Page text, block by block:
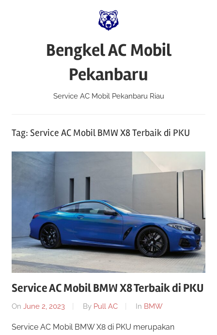
Bengkel AC Mobil
Pekanbaru
Service AC Mobil Pekanbaru Riau
Tag: Service AC Mobil BMW X8 Terbaik di PKU
Service AC Mobil BMW X8 Terbaik di PKU
On June 2, 2023 By Pull AC In BMW
Service AC Mobil BMW X8 di PKU merupakan